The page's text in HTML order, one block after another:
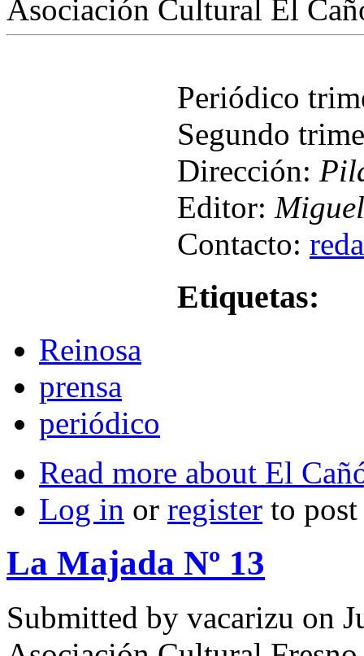
Asociación Cultural El
Periódico
Segundo
Dirección:
Editor:
Contacto:
Etiquetas:
Reinosa
prensa
periódico
Read more about El
Log in or register to
La Majada Nº 13
Submitted by vacarizu on